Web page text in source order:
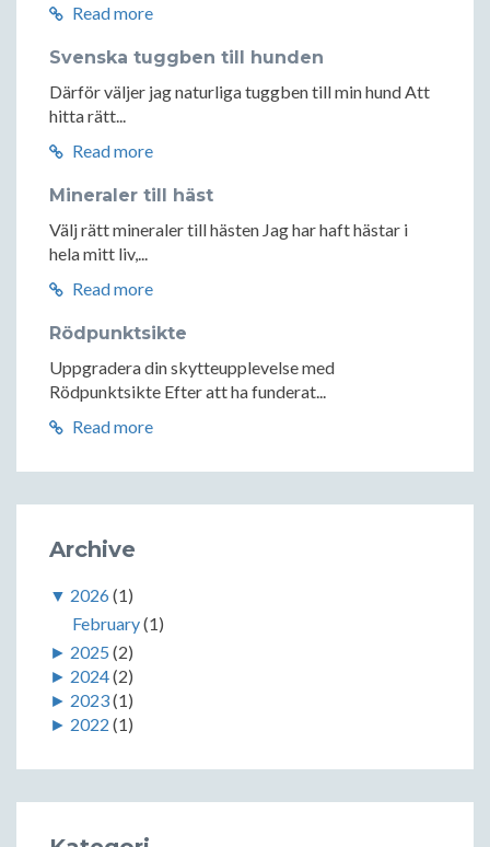
Read more
Svenska tuggben till hunden
Därför väljer jag naturliga tuggben till min hund Att
hitta rätt...
Read more
Mineraler till häst
Välj rätt mineraler till hästen Jag har haft hästar i
hela mitt liv,...
Read more
Rödpunktsikte
Uppgradera din skytteupplevelse med
Rödpunktsikte Efter att ha funderat...
Read more
Archive
▼ 2026(1)
February(1)
► 2025 (2)
► 2024(2)
► 2023(1)
► 2022 (1)